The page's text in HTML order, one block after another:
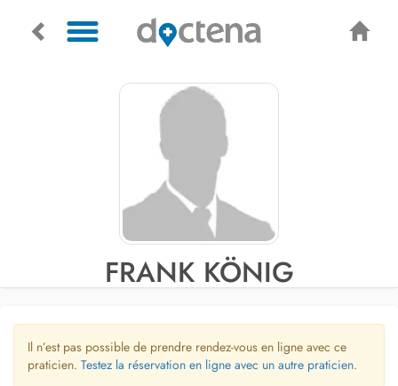
FRANK KÖNIG
Il n’est pas possible de prendre rendez-vous en ligne avec ce
praticien. Testez la réservation en ligne avec un autre praticien.